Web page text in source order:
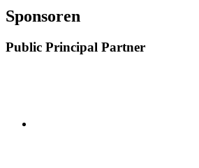
Sponsoren
Public Principal Partner